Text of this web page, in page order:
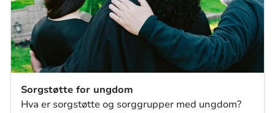
Sorgstøtte for ungdom
Hva er sorgstøtte og sorggrupper med ungdom?